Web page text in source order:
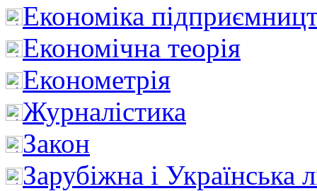
Економіка
Економічна теорія
Економетрія
Журналістика
Закон
Зарубіжна і Українська